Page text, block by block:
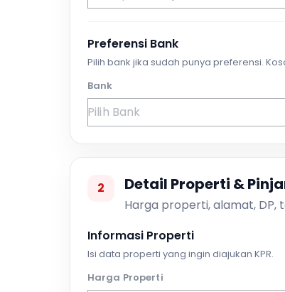
Preferensi Bank
Pilih bank jika sudah punya preferensi.
Bank
2 Detail Properti &
Harga properti, alamat, DP,
Informasi Properti
Isi data properti yang ingin diajukan KPR.
Harga Properti